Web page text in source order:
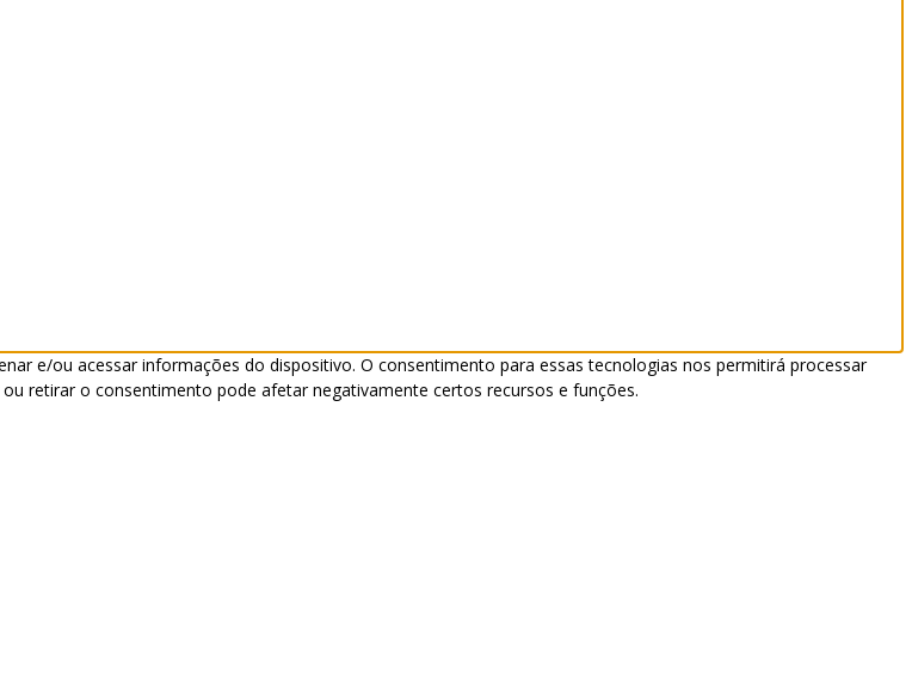
e/ou acessar informações do dispositivo. O consentimento para essas tecnologias nos permitirá processar
retirar o consentimento pode afetar negativamente certos recursos e funções.